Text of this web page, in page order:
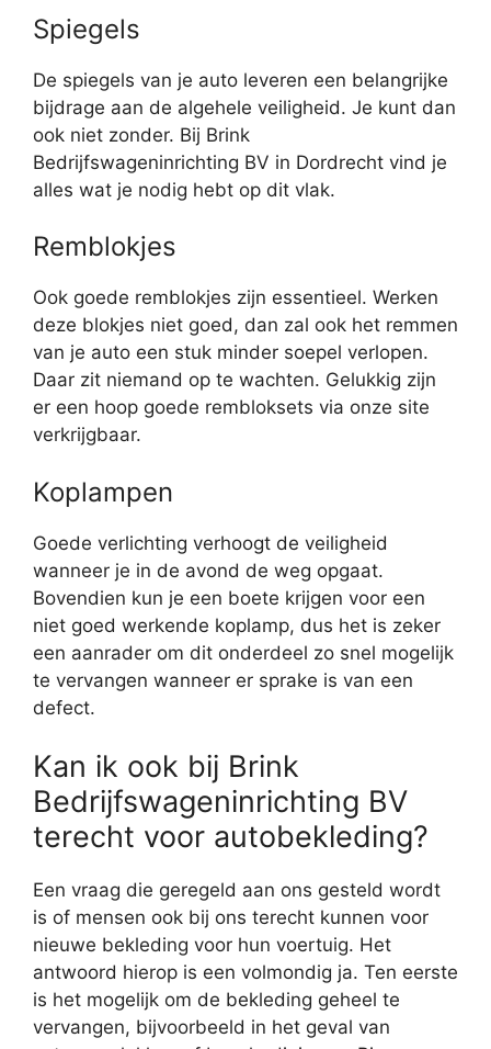
Spiegels
De spiegels van je auto leveren een belangrijke
bijdrage aan de algehele veiligheid. Je kunt dan
ook niet zonder. Bij Brink
Bedrijfswageninrichting BV in Dordrecht vind je
alles wat je nodig hebt op dit vlak.
Remblokjes
Ook goede remblokjes zijn essentieel. Werken
deze blokjes niet goed, dan zal ook het remmen
van je auto een stuk minder soepel verlopen.
Daar zit niemand op te wachten. Gelukkig zijn
er een hoop goede rembloksets via onze site
verkrijgbaar.
Koplampen
Goede verlichting verhoogt de veiligheid
wanneer je in de avond de weg opgaat.
Bovendien kun je een boete krijgen voor een
niet goed werkende koplamp, dus het is zeker
een aanrader om dit onderdeel zo snel mogelijk
te vervangen wanneer er sprake is van een
defect.
Kan ik ook bij Brink
Bedrijfswageninrichting BV
terecht voor autobekleding?
Een vraag die geregeld aan ons gesteld wordt
is of mensen ook bij ons terecht kunnen voor
nieuwe bekleding voor hun voertuig. Het
antwoord hierop is een volmondig ja. Ten eerste
is het mogelijk om de bekleding geheel te
vervangen, bijvoorbeeld in het geval van